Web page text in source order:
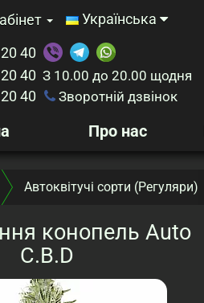
Українська
40
40 З 10.00 до 20.00 щодня
40 Зворотній дзвінок
Про нас
Автоквітучі сорти (Регуляри)
конопель Auto
C.B.D